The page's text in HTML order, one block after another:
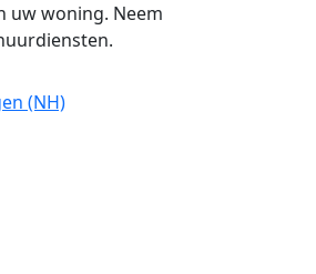
uw woning. Neem
(NH)